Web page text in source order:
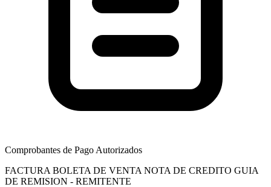
Comprobantes de Pago Autorizados
FACTURA BOLETA DE VENTA NOTA DE CREDITO GUIA
DE REMISION - REMITENTE